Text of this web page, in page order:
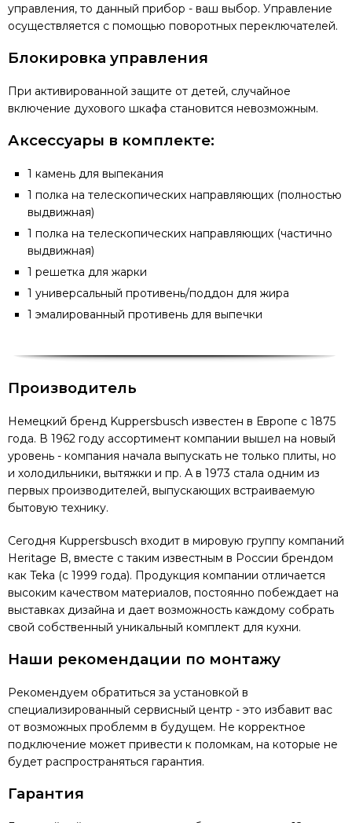
управления, то данный прибор - ваш выбор. Управление
осуществляется с помощью поворотных переключателей.
Блокировка управления
При активированной защите от детей, случайное
включение духового шкафа становится невозможным.
Аксессуары в комплекте:
1 камень для выпекания
1 полка на телескопических направляющих (полностью
выдвижная)
1 полка на телескопических направляющих (частично
выдвижная)
1 решетка для жарки
1 универсальный противень/поддон для жира
1 эмалированный противень для выпечки
Производитель
Немецкий бренд Kuppersbusch известен в Европе с 1875
года. В 1962 году ассортимент компании вышел на новый
уровень - компания начала выпускать не только плиты, но
и холодильники, вытяжки и пр. А в 1973 стала одним из
первых производителей, выпускающих встраиваемую
бытовую технику.
Сегодня Kuppersbusch входит в мировую группу компаний
Heritage B, вместе с таким известным в России брендом
как Teka (с 1999 года). Продукция компании отличается
высоким качеством материалов, постоянно побеждает на
выставках дизайна и дает возможность каждому собрать
свой собственный уникальный комплект для кухни.
Наши рекомендации по монтажу
Рекомендуем обратиться за установкой в
специализированный сервисный центр - это избавит вас
от возможных проблемм в будущем. Не корректное
подключение может привести к поломкам, на которые не
будет распространяться гарантия.
Гарантия